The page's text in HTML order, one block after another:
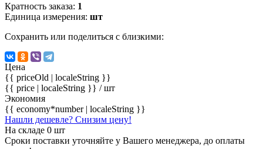
Кратность заказа: 1
Единица измерения: шт
Сохранить или поделиться с близкими:
Цена
{{ priceOld | localeString }}
{{ price | localeString }} / шт
Экономия
{{ economy*number | localeString }}
Нашли дешевле? Снизим цену!
На складе 0 шт
Сроки поставки уточняйте у Вашего менеджера, до оплаты